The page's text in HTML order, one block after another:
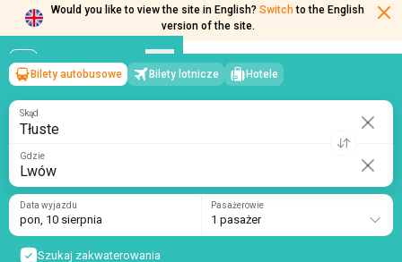
Would you like to view the site in English? Switch to the English
version of the site.
Tłuste
Bilety autobusowe Bilety lotnicze Hotele
Gdzie
Data wyjazdu
pon, 10 sierpnia
Szukaj zakwaterowania